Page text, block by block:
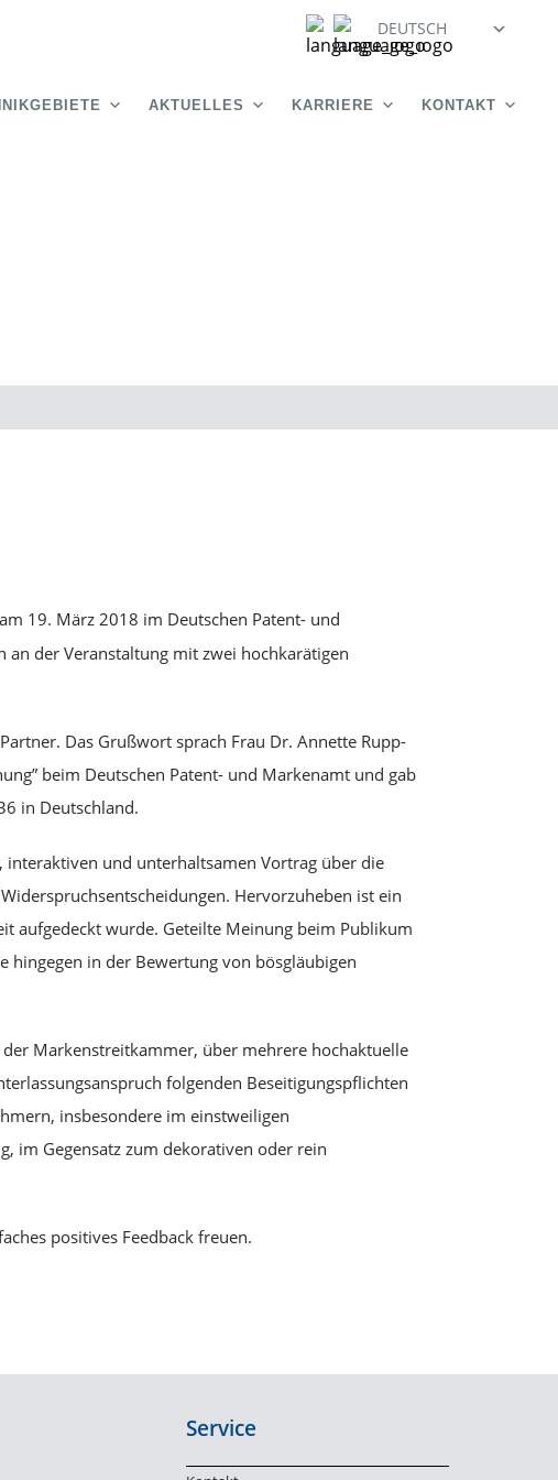
DEUTSCH
AKTUELLES KARRIERE KONTAKT
19. März 2018 im Deutschen Patent- und
der Veranstaltung mit zwei hochkarätigen
Das Grußwort sprach Frau Dr. Annette Rupp-
beim Deutschen Patent- und Markenamt und gab
in Deutschland.
und unterhaltsamen Vortrag über die
Hervorzuheben ist ein
aufgedeckt wurde. Geteilte Meinung beim Publikum
hingegen in der Bewertung von bösgläubigen
Markenstreitkammer, über mehrere hochaktuelle
folgenden Beseitigungspflichten
insbesondere im einstweiligen
im Gegensatz zum dekorativen oder rein
positives Feedback freuen.
Service